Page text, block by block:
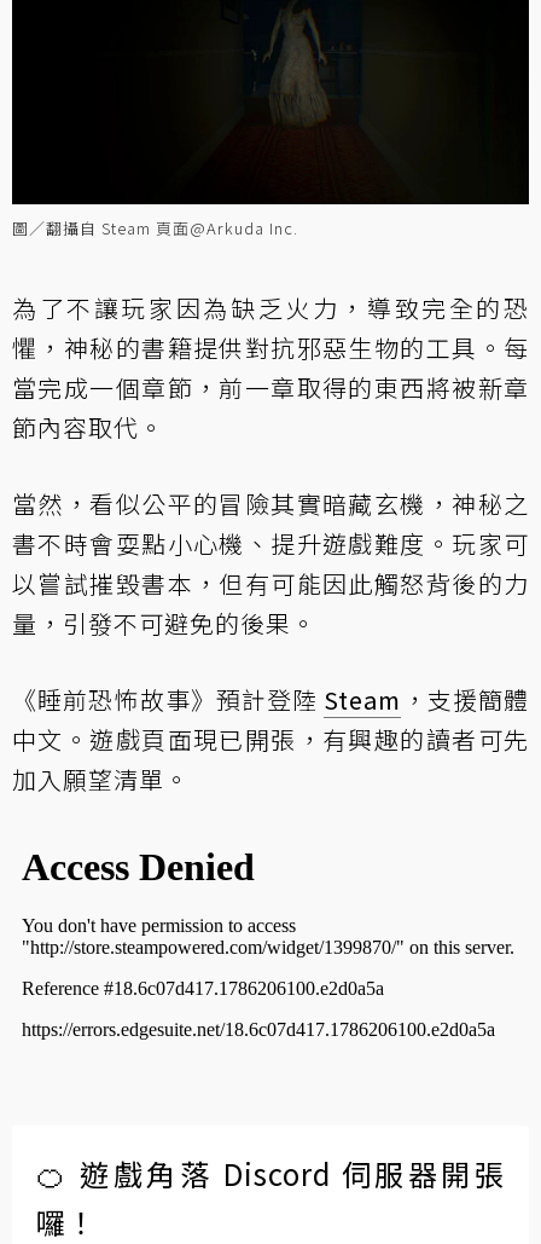
圖／翻攝自 Steam 頁面@Arkuda Inc.
為了不讓玩家因為缺乏火力，導致完全的恐
懼，神秘的書籍提供對抗邪惡生物的工具。每
當完成一個章節，前一章取得的東西將被新章
節內容取代。
當然，看似公平的冒險其實暗藏玄機，神秘之
書不時會耍點小心機、提升遊戲難度。玩家可
以嘗試摧毀書本，但有可能因此觸怒背後的力
量，引發不可避免的後果。
《睡前恐怖故事》預計登陸 Steam ，支援簡體
中文。遊戲頁面現已開張，有興趣的讀者可先
加入願望清單。
🍊 遊戲角落 Discord 伺服器開張
囉！